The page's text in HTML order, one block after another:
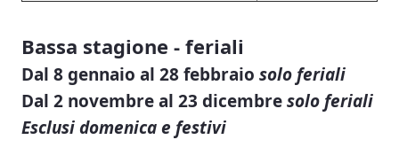
Bassa stagione - feriali
Dal 8 gennaio al 28 febbraio solo feriali
Dal 2 novembre al 23 dicembresolo feriali
Esclusi domenica e festivi